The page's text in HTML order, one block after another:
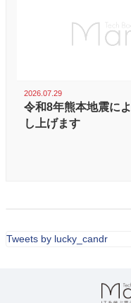
2026.07.29
令和8年熊本地震に
し上げます
Tweets by lucky_candr